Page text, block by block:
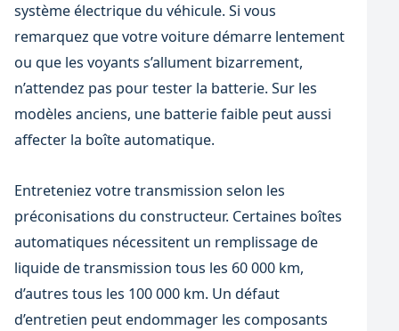
système électrique du véhicule. Si vous
remarquez que votre voiture démarre lentement
ou que les voyants s’allument bizarrement,
n’attendez pas pour tester la batterie. Sur les
modèles anciens, une batterie faible peut aussi
affecter la boîte automatique.
Entreteniez votre transmission selon les
préconisations du constructeur. Certaines boîtes
automatiques nécessitent un remplissage de
liquide de transmission tous les 60 000 km,
d’autres tous les 100 000 km. Un défaut
d’entretien peut endommager les composants